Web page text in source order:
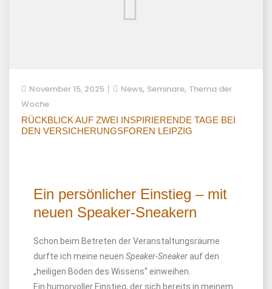
November 15, 2025 News, Seminare, Thema der
Woche
RÜCKBLICK AUF ZWEI INSPIRIERENDE TAGE BEI
DEN VERSICHERUNGSFOREN LEIPZIG
Ein persönlicher Einstieg – mit
neuen Speaker-Sneakern
Schon beim Betreten der Veranstaltungsräume
durfte ich meine neuen Speaker-Sneaker auf den
„heiligen Böden des Wissens“ einweihen.
Ein humorvoller Einstieg, der sich bereits in meinem